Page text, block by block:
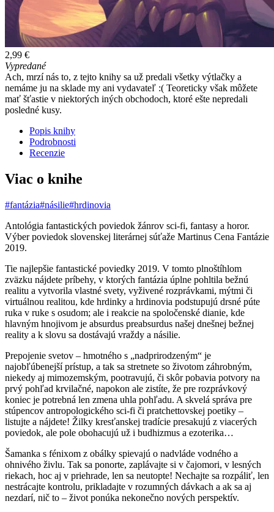
2,99 €
Vypredané
Ach, mrzí nás to, z tejto knihy sa už predali všetky výtlačky a
nemáme ju na sklade my ani vydavateľ :( Teoreticky však môžete
mať šťastie v niektorých iných obchodoch, ktoré ešte nepredali
posledné kusy.
Popis knihy
Podrobnosti
Recenzie
Viac o knihe
#fantázia#násilie#hrdinovia
Antológia fantastických poviedok žánrov sci-fi, fantasy a horor.
Výber poviedok slovenskej literárnej súťaže Martinus Cena Fantázie
2019.
Tie najlepšie fantastické poviedky 2019. V tomto plnoštíhlom
zväzku nájdete príbehy, v ktorých fantázia úplne pohltila bežnú
realitu a vytvorila vlastné svety, vyživené rozprávkami, mýtmi či
virtuálnou realitou, kde hrdinky a hrdinovia podstupujú drsné púte
ruka v ruke s osudom; ale i reakcie na spoločenské dianie, kde
hlavným hnojivom je absurdus preabsurdus našej dnešnej bežnej
reality a k slovu sa dostávajú vraždy a násilie.
Prepojenie svetov – hmotného s „nadprirodzeným“ je
najobľúbenejší prístup, a tak sa stretnete so životom záhrobným,
niekedy aj mimozemským, pootravujú, či skôr pobavia potvory na
prvý pohľad krvilačné, napokon ale zistíte, že pre rozprávkový
koniec je potrebná len zmena uhla pohľadu. A skvelá správa pre
stúpencov antropologického sci-fi či pratchettovskej poetiky –
listujte a nájdete! Žilky kresťanskej tradície presakujú z viacerých
poviedok, ale pole obohacujú už i budhizmus a ezoterika…
Šamanka s fénixom z obálky spievajú o nadvláde vodného a
ohnivého živlu. Tak sa ponorte, zaplávajte si v čajomori, v lesných
riekach, hoc aj v priehrade, len sa neutopte! Nechajte sa rozpáliť, len
nestrácajte kontrolu, prikladajte v rozumných dávkach a ak sa aj
nezdarí, nič to – život ponúka nekonečno nových perspektív.